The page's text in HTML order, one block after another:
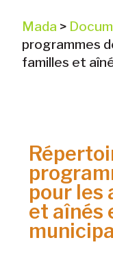
Mada >
programmes
familles et
pour les
et aînés